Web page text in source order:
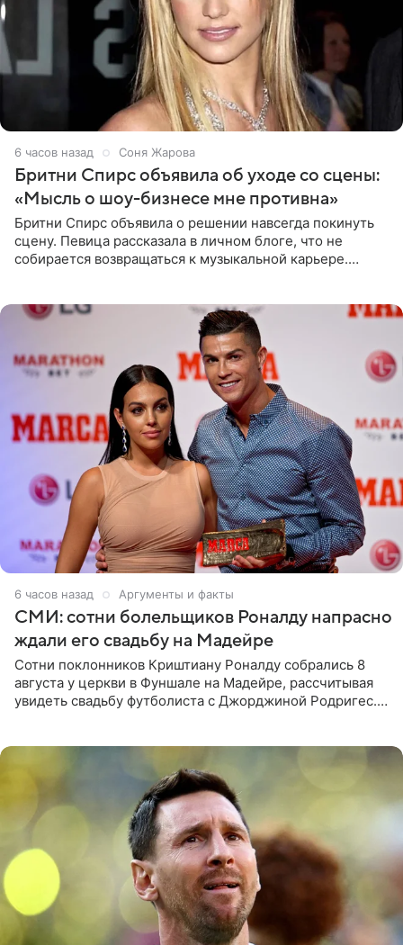
6 часов назад Соня Жарова
Бритни Спирс объявила об уходе со сцены:
«Мысль о шоу-бизнесе мне противна»
Бритни Спирс объявила о решении навсегда покинуть
сцену. Певица рассказала в личном блоге, что не
собирается возвращаться к музыкальной карьере.
6 часов назад Аргументы и факты
СМИ: сотни болельщиков Роналду напрасно
ждали его свадьбу на Мадейре
Сотни поклонников Криштиану Роналду собрались 8
августа у церкви в Фуншале на Мадейре, рассчитывая
увидеть свадьбу футболиста с Джорджиной Родригес.